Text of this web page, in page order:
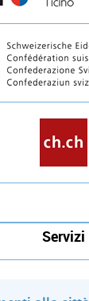
Servizi